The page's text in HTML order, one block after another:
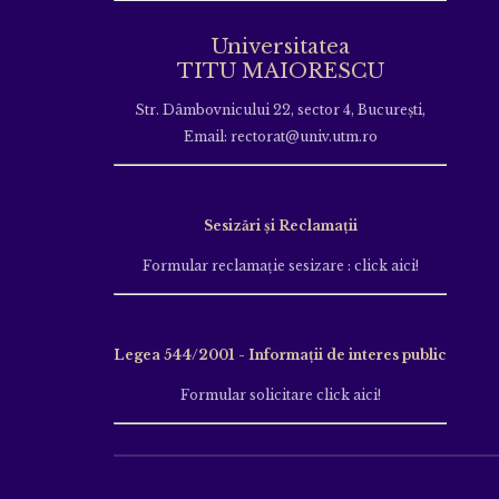
Universitatea
TITU MAIORESCU
Str. Dâmbovnicului 22, sector 4, București,
Email: rectorat@univ.utm.ro
Sesizări și Reclamații
Formular reclamație sesizare : click aici!
Legea 544/2001 - Informații de interes public
Formular solicitare click aici!